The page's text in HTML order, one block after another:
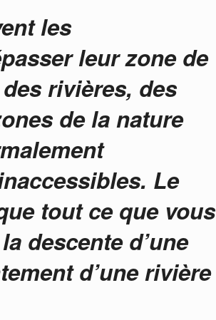
les
leur zone de
rivières, des
de la nature
Le
tout ce que vous
descente d’une
d’une rivière